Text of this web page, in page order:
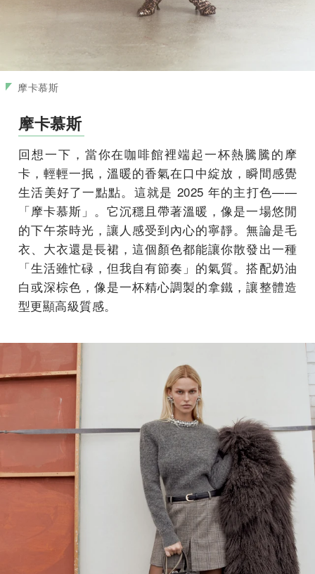
摩卡慕斯
摩卡慕斯
回想一下，當你在咖啡館裡端起一杯熱騰騰的摩
卡，輕輕一抿，溫暖的香氣在口中綻放，瞬間感覺
生活美好了一點點。這就是 2025 年的主打色——
「摩卡慕斯」。它沉穩且帶著溫暖，像是一場悠閒
的下午茶時光，讓人感受到內心的寧靜。無論是毛
衣、大衣還是長裙，這個顏色都能讓你散發出一種
「生活雖忙碌，但我自有節奏」的氣質。搭配奶油
白或深棕色，像是一杯精心調製的拿鐵，讓整體造
型更顯高級質感。